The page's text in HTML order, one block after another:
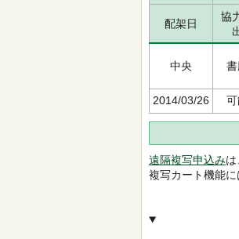
配架日
協
中央
2014/03/26
遠隔複写申込み
複写カート機能